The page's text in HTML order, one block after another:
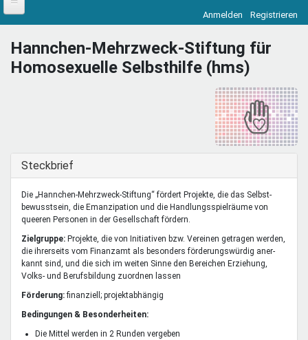
Startseite
News
Jugendnetz
Schule & Beruf
Demokratie & Beteiligung
Anmelden Registrieren
Hannchen-Mehrzweck-Stiftung für
Homosexuelle Selbsthilfe (hms)
Ausblenden
Steckbrief
Die „Hannchen-Mehrzweck-Stiftung“ fördert Projekte, die das Selbst­
bewusst­sein, die Emanzi­pation und die Handlungs­spiel­räume von
queeren Personen in der Gesell­schaft fördern.
Zielgruppe: Projekte, die von Initiativen bzw. Vereinen getragen werden,
die ihrer­seits vom Finanzamt als besonders förderungs­würdig aner­
kannt sind, und die sich im weiten Sinne den Bereichen Erzie­hung,
Volks- und Berufs­bildung zuordnen lassen
Förderung:finanziell; projektabhängig
Bedingungen & Besonderheiten:
Die Mittel werden in 2 Runden vergeben